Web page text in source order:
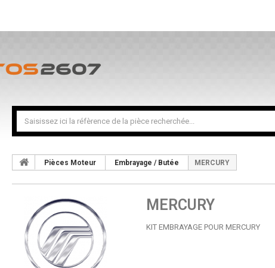
Pièces Moteur Embrayage / Butée MERCURY
MERCURY
KIT EMBRAYAGE POUR MERCURY